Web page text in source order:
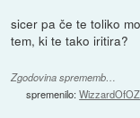
sicer pa če te toliko
tem, ki te tako iritira?
Zgodovina sprememb…
spremenilo:WizzardOfOZ